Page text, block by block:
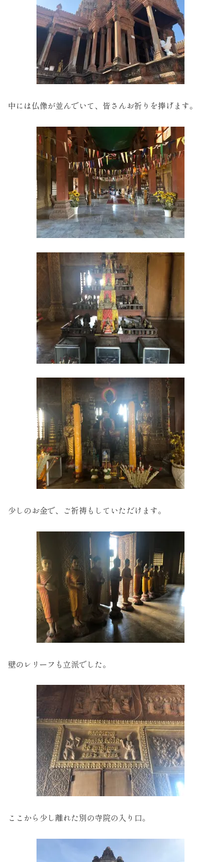
中には仏像が並んでいて、皆さんお祈りを捧げます。
少しのお金で、ご祈祷もしていただけます。
壁のレリーフも立派でした。
ここから少し離れた別の寺院の入り口。